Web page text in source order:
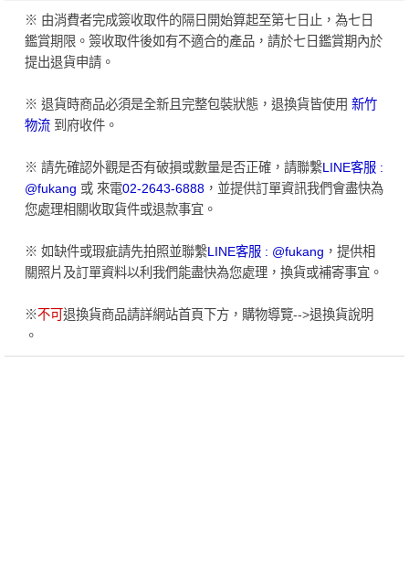
※ 由消費者完成簽收取件的隔日開始算起至第七日止，為七日
鑑賞期限。簽收取件後如有不適合的產品，請於七日鑑賞期內於
提出退貨申請。
※ 退貨時商品必須是全新且完整包裝狀態，退換貨皆使用 新竹
物流 到府收件。
※ 請先確認外觀是否有破損或數量是否正確，請聯繫LINE客服 :
@fukang 或 來電02-2643-6888，並提供訂單資訊我們會盡快為
您處理相關收取貨件或退款事宜。
※ 如缺件或瑕疵請先拍照並聯繫LINE客服 : @fukang ，提供相
關照片及訂單資料以利我們能盡快為您處理，換貨或補寄事宜。
※不可 退換貨商品請詳網站首頁下方，購物導覽-->退換貨說明
。